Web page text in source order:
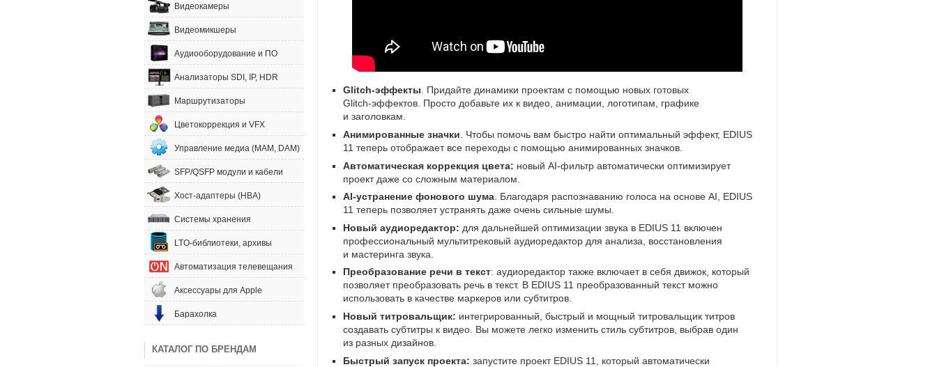
Видеокамеры
Видеомикшеры
Аудиооборудование и ПО
Анализаторы SDI, IP, HDR
Маршрутизаторы
Цветокоррекция и VFX
Управление медиа (MAM, DAM)
SFP/QSFP модули и кабели
Хост-адаптеры (HBA)
Системы хранения
LTO-библиотеки, архивы
Автоматизация телевещания
Аксессуары для Apple
Барахолка
КАТАЛОГ ПО БРЕНДАМ
Glitch-эффекты. Придайте динамики проектам с помощью новых готовых
Glitch-эффектов. Просто добавьте их к видео, анимации, логотипам, графике
и заголовкам.
Анимированные значки . Чтобы помочь вам быстро найти оптимальный эффект, EDIUS
11 теперь отображает все переходы с помощью анимированных значков.
Автоматическая коррекция цвета: новыйAI-фильтр автоматически оптимизирует
проект даже со сложным материалом.
AI-устранение фонового шума . Благодаря распознаванию голоса на основе AI
EDIUS
11 теперь позволяет устранять даже очень сильные шумы.
Новый аудиоредактор: для дальнейшей оптимизации звука в EDIUS 11 включен
профессиональный мультитрековый аудиоредактор для анализа
восстановления
и мастеринга звука.
Преобразование речи в текст: аудиоредактор также включает в себя движок, который
позволяет преобразовать речь в текст. В EDIUS 11 преобразованный текст можно
использовать в качестве маркеров или субтитров.
Новый титровальщик: интегрированный быстрый и мощный титровальщик титров
создавать субтитры к видео. Вы можете легко изменить стиль субтитров выбрав один
из разных дизайнов.
Быстрый запуск проекта: запустите проект EDIUS 11
который автоматически